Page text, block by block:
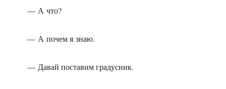
— А что?
— А почем я знаю.
— Давай поставим градусник.